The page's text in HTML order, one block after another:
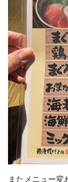
またメニュー変